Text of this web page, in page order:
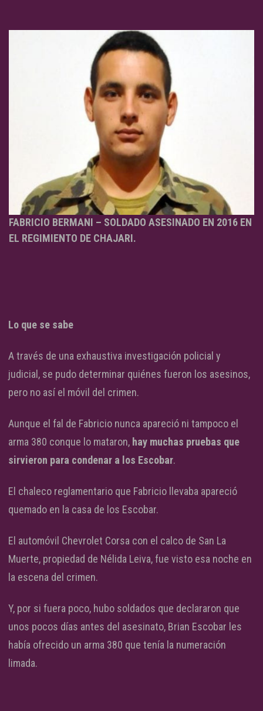
FABRICIO BERMANI – SOLDADO ASESINADO EN 2016 EN
EL REGIMIENTO DE CHAJARI.
Lo que se sabe
A través de una exhaustiva investigación policial y
judicial, se pudo determinar quiénes fueron los asesinos,
pero no así el móvil del crimen.
Aunque el fal de Fabricio nunca apareció ni tampoco el
arma 380 conque lo mataron, hay muchas pruebas que
sirvieron para condenar a los Escobar.
El chaleco reglamentario que Fabricio llevaba apareció
quemado en la casa de los Escobar.
El automóvil Chevrolet Corsa con el calco de San La
Muerte, propiedad de Nélida Leiva, fue visto esa noche en
la escena del crimen.
Y, por si fuera poco, hubo soldados que declararon que
unos pocos días antes del asesinato, Brian Escobar les
había ofrecido un arma 380 que tenía la numeración
limada.